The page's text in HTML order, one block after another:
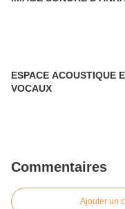
ESPACE ACOUSTIQUE
VOCAUX
Commentaires
Ajouter un